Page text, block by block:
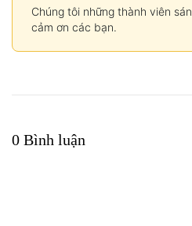
Chúng tôi những thành viên
cảm ơn các bạn.
0 Bình luận